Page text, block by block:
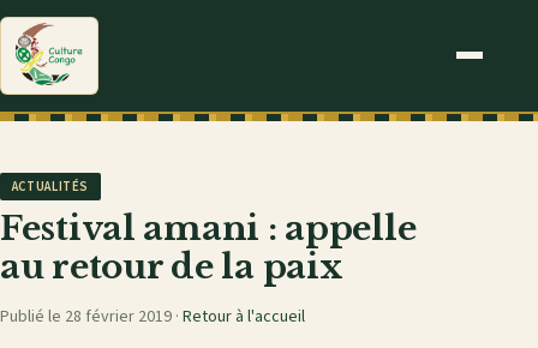
ACTUALITÉS
Festival amani : appelle
au retour de la paix
Publié le 28 février 2019 · Retour à l'accueil